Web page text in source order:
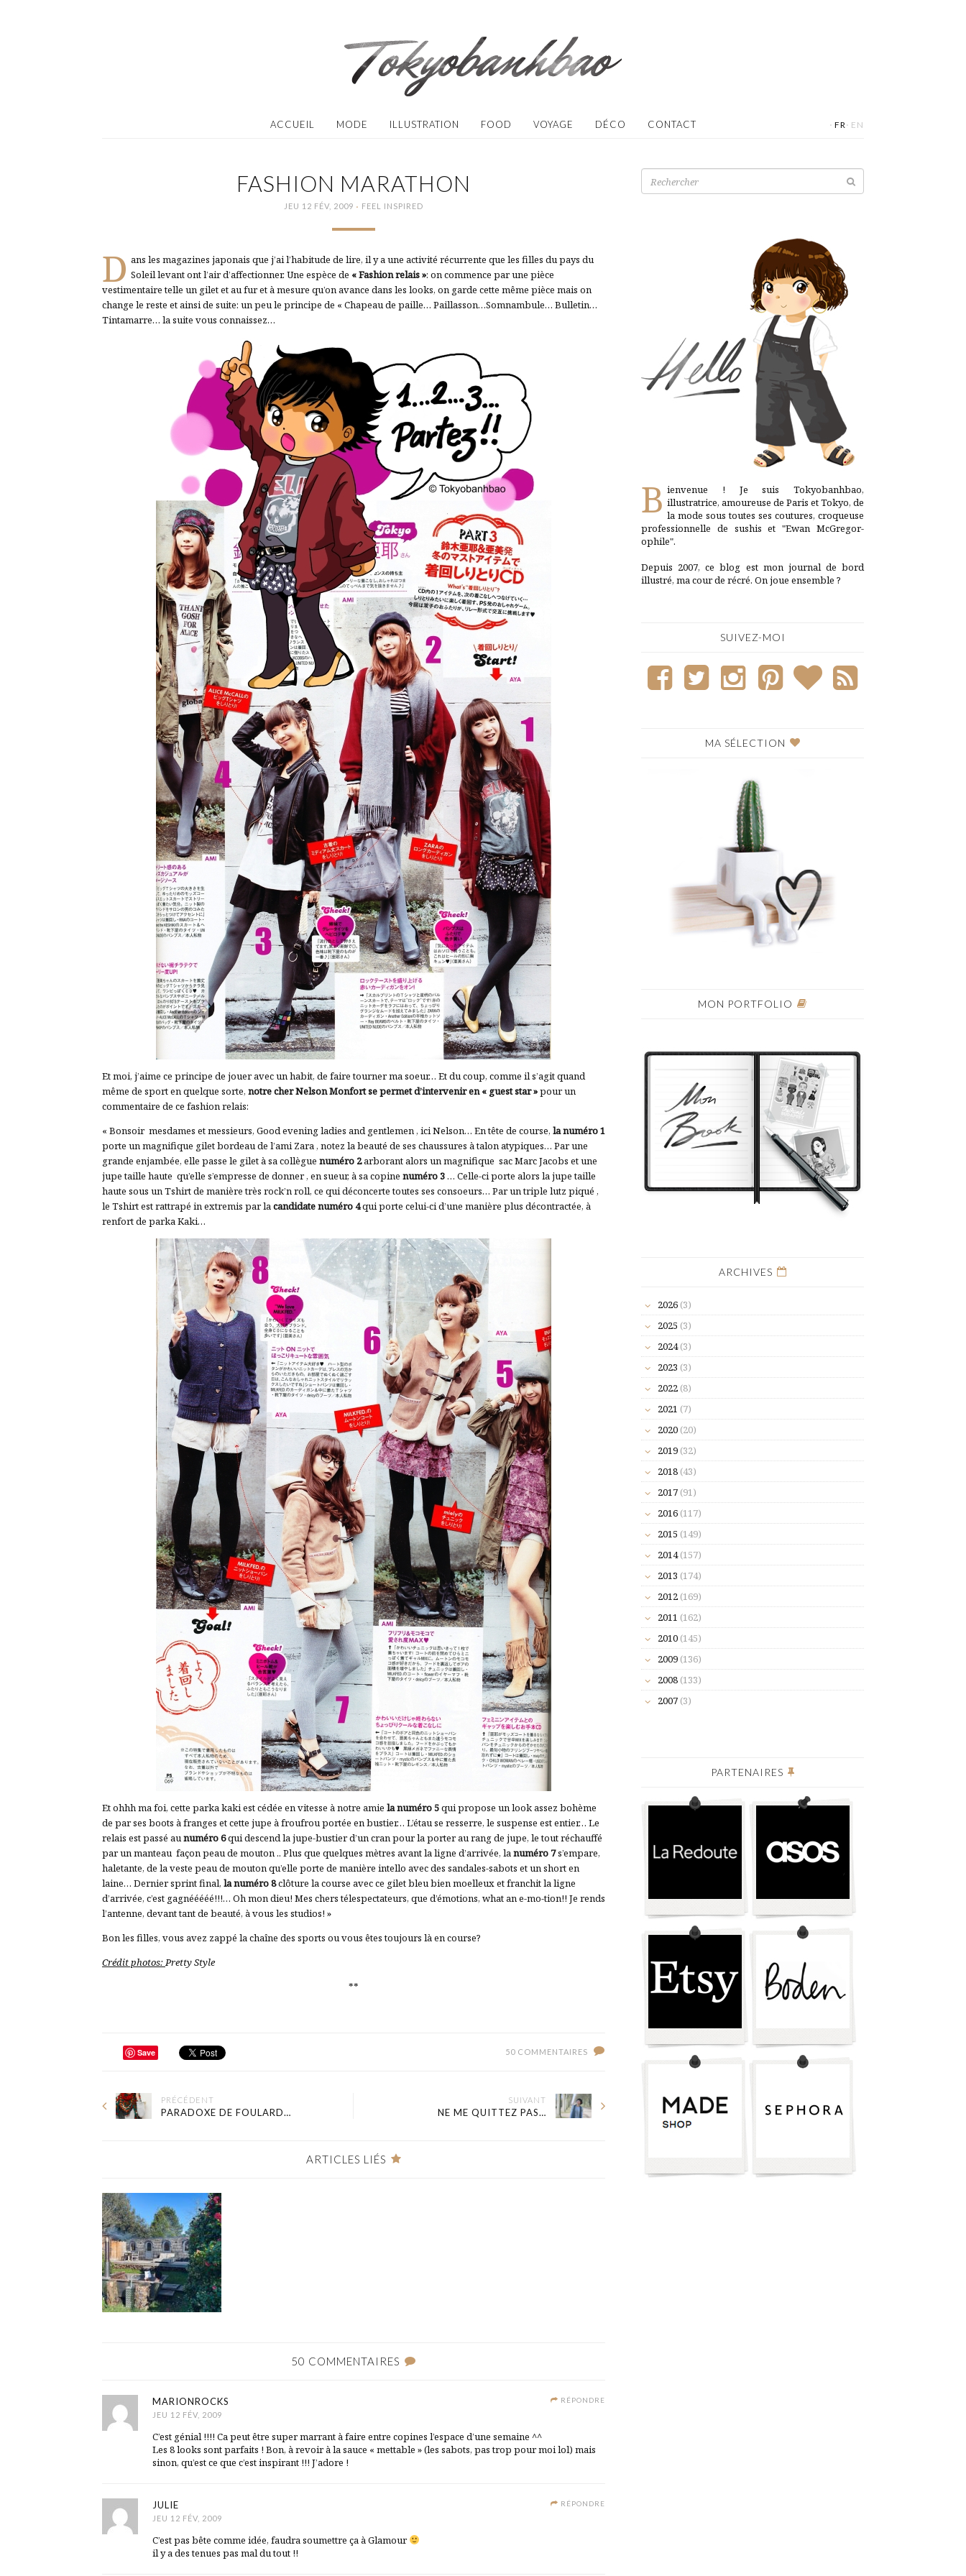
ACCUEIL MODE ILLUSTRATION FOOD VOYAGE DÉCO CONTACT · FR· EN
FASHION MARATHON
JEU 12 FÉV, 2009 · FEEL INSPIRED
D ans les magazines japonais que j’ai l’habitude de lire, il y a une activité récurrente que les filles du pays du
Soleil levant ont l’air d’affectionner. Une espèce de « Fashion relais »: on commence par une pièce
vestimentaire telle un gilet et au fur et à mesure qu’on avance dans les looks, on garde cette même pièce mais on
change le reste et ainsi de suite: un peu le principe de « Chapeau de paille… Paillasson…Somnambule… Bulletin…
Tintamarre… la suite vous connaissez…
Et moi, j’aime ce principe de jouer avec un habit, de faire tourner ma soeur… Et du coup, comme il s’agit quand
même de sport en quelque sorte, notre cher Nelson Monfort se permet d’intervenir en « guest star »pour un
commentaire de ce fashion relais:
« Bonsoir mesdames et messieurs, Good evening ladies and gentlemen , ici Nelson… En tête de course, la numéro 1
porte un magnifique gilet bordeau de l’ami Zara , notez la beauté de ses chaussures à talon atypiques… Par une
grande enjambée, elle passe le gilet à sa collègue numéro 2arborant alors un magnifique sac Marc Jacobs et une
jupe taille haute qu’elle s’empresse de donner , en sueur, à sa copine numéro 3… Celle-ci porte alors la jupe taille
haute sous un Tshirt de manière très rock’n roll, ce qui déconcerte toutes ses consoeurs… Par un triple lutz piqué ,
le Tshirt est rattrapé in extremis par la candidate numéro 4qui porte celui-ci d’une manière plus décontractée, à
renfort de parka Kaki…
Et ohhh ma foi, cette parka kaki est cédée en vitesse à notre amie la numéro 5qui propose un look assez bohème
de par ses boots à franges et cette jupe à froufrou portée en bustier… L’étau se resserre, le suspense est entier… Le
relais est passé au numéro 6qui descend la jupe-bustier d’un cran pour la porter au rang de jupe, le tout réchauffé
par un manteau façon peau de mouton .. Plus que quelques mètres avant la ligne d’arrivée, la numéro 7s’empare,
haletante, de la veste peau de mouton qu’elle porte de manière intello avec des sandales-sabots et un short en
laine… Dernier sprint final, la numéro 8clôture la course avec ce gilet bleu bien moelleux et franchit la ligne
d’arrivée, c’est gagnééééé!!!… Oh mon dieu! Mes chers télespectateurs, que d’émotions, what an e-mo-tion!! Je rends
l’antenne, devant tant de beauté, à vous les studios! »
Bon les filles, vous avez zappé la chaîne des sports ou vous êtes toujours là en course?
Crédit photos: Pretty Style
**
Save 50 COMMENTAIRES
PRÉCÉDENT
PARADOXE DE FOULARD…
SUIVANT
NE ME QUITTEZ PAS…
ARTICLES LIÉS
50 COMMENTAIRES
RÉPONDRE
MARIONROCKS
JEU 12 FÉV, 2009
C’est génial !!!! Ca peut être super marrant à faire entre copines l’espace d’une semaine ^^
Les 8 looks sont parfaits ! Bon, à revoir à la sauce « mettable » (les sabots, pas trop pour moi lol) mais
sinon, qu’est ce que c’est inspirant !!! J’adore !
RÉPONDRE
JULIE
JEU 12 FÉV, 2009
C’est pas bête comme idée, faudra soumettre ça à Glamour
il y a des tenues pas mal du tout !!
Recherche
pour:
B ienvenue ! Je suis Tokyobanhbao,
illustratrice, amoureuse de Paris et Tokyo, de
la mode sous toutes ses coutures, croqueuse
professionnelle de sushis et "Ewan McGregor-
ophile".
Depuis 2007, ce blog est mon journal de bord
illustré, ma cour de récré. On joue ensemble ?
SUIVEZ-MOI
MA SÉLECTION
MON PORTFOLIO
ARCHIVES
2026 (3)
2025 (3)
2024(3)
2023 (3)
2022 (8)
2021 (7)
2020 (20)
2019 (32)
2018 (43)
2017 (91)
2016 (117)
2015 (149)
2014(157)
2013 (174)
2012 (169)
2011 (162)
2010 (145)
2009 (136)
2008 (133)
2007 (3)
PARTENAIRES